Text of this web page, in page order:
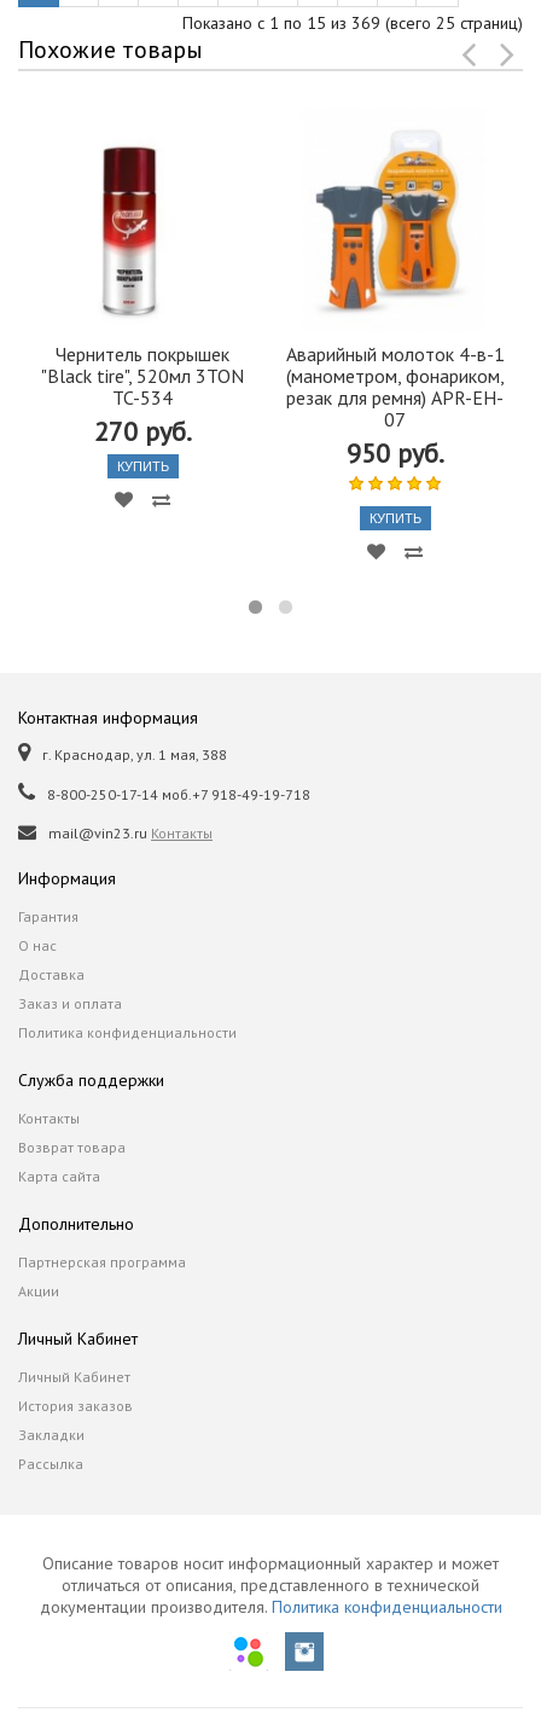
Показано с 1 по 15 из 369 (всего 25 страниц)
Похожие товары
Чернитель покрышек
"Black tire", 520мл 3TON
TC-534
270 руб.
КУПИТЬ
Аварийный молоток 4-в-1
(манометром, фонариком,
резак для ремня) APR-EH-
07
950 руб.
КУПИТЬ
Контактная информация
г. Краснодар, ул. 1 мая, 388
8-800-250-17-14 моб.+7 918-49-19-718
mail@vin23.ru Контакты
Информация
Гарантия
О нас
Доставка
Заказ и оплата
Политика конфиденциальности
Служба поддержки
Контакты
Возврат товара
Карта сайта
Дополнительно
Партнерская программа
Акции
Личный Кабинет
Личный Кабинет
История заказов
Закладки
Рассылка
Описание товаров носит информационный характер и может
отличаться от описания, представленного в технической
документации производителя. Политика конфиденциальности